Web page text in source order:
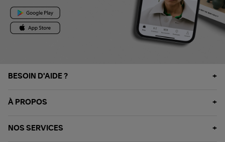
BESOIN D'AIDE ?
À PROPOS
NOS SERVICES